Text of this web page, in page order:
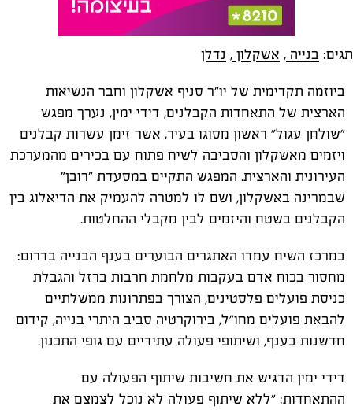
תגים: בנייה , אשקלון , נדלן
ביוזמה תקדימית של יו"ר סניף אשקלון וחבר הנשיאות
הארצית של התאחדות הקבלנים, דידי ימין, נערך מפגש
"שולחן עגול" ראשון מסוגו בעיר, אשר זימן עשרות קבלנים
ויזמים מאשקלון והסביבה לשיח פתוח עם בכירים מהמערכת
העירונית והארצית. המפגש התקיים במסעדת "רובן"
שבמרינה באשקלון, ושם לו למטרה להעמיק את הדיאלוג בין
הקבלנים בשטח והיזמים לבין מקבלי ההחלטות.
במרכז השיח עמדו האתגרים הבוערים בענף הבנייה בדרום:
מחסור בכוח אדם בעקבות מלחמת חרבות ברזל והגבלת
כניסת פועלים פלסטינים, הצורך בפתרונות ממשלתיים
להבאת פועלים מחו"ל, בירוקרטיה סביב היתרי בנייה, קידום
חדשנות בענף, ושיתופי פעולה עתידיים עם גופי התכנון.
דידי ימין הדגיש את חשיבות שיתוף הפעולה עם
ההתאחדות: "ללא שיתוף פעולה לא נוכל לצמצם את